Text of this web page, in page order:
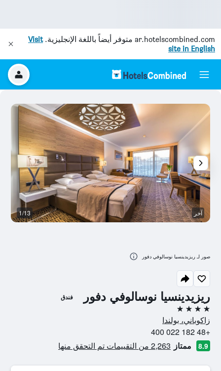
ar.hotelscombined.com متوفر أيضاً باللغة الإنجليزية.Visit
site in English
ريزيدينسيا نوسالوفي دفور فندق
4 نجوم
زاكوباني، بولندا
+48 182 022 400
8.9 ممتاز 2,263 من التقييمات تم التحقق منها
آخر 1/13
صور لـ ريزيدينسيا نوسالوفي دفور